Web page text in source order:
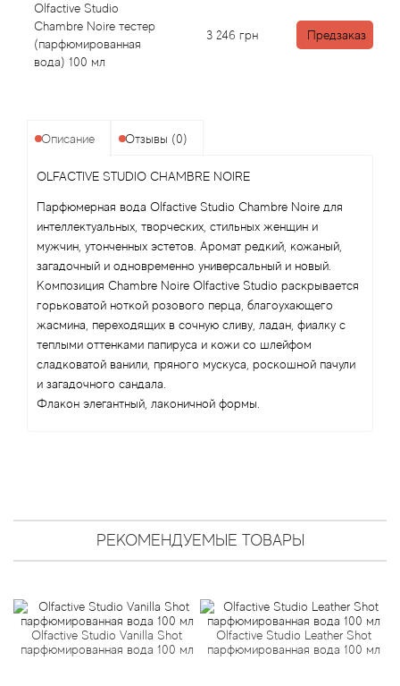
Olfactive Studio
Chambre Noire тестер
(парфюмированная
вода) 100 мл
3 246 грн Предзаказ
Описание Отзывы (0)
OLFACTIVE STUDIO CHAMBRE NOIRE
Парфюмерная вода Olfactive Studio Chambre Noire для
интеллектуальных, творческих, стильных женщин и
мужчин, утонченных эстетов. Аромат редкий, кожаный,
загадочный и одновременно универсальный и новый.
Композиция Chambre Noire Olfactive Studio раскрывается
горьковатой ноткой розового перца, благоухающего
жасмина, переходящих в сочную сливу, ладан, фиалку с
теплыми оттенками папируса и кожи со шлейфом
сладковатой ванили, пряного мускуса, роскошной пачули
и загадочного сандала.
Флакон элегантный, лаконичной формы.
РЕКОМЕНДУЕМЫЕ ТОВАРЫ
Olfactive Studio Vanilla Shot
парфюмированная вода 100 мл
Olfactive Studio Leather Shot
парфюмированная вода 100 мл
Alyson Oldoini
Alyssa Ashley
Amouroud
Andre L'Arom
Angel Schlesser
Anima Mundi
Antonia's Flowers
Antonio Banderas
Antonio Puig